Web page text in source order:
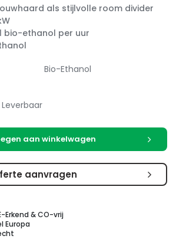
als stijlvolle room divider
bio-ethanol per uur
Bio-Ethanol
Leverbaar
aan winkelwagen
aanvragen
Erkend & CO-vrij
Europa